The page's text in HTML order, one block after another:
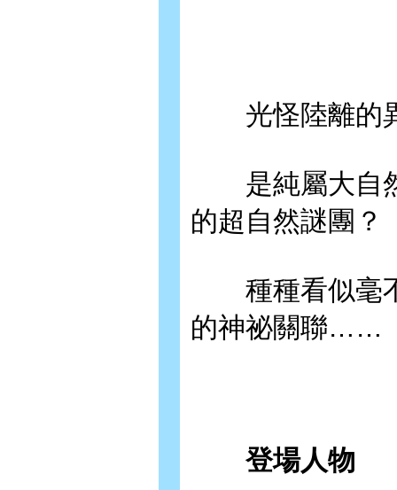
光怪陸離的異
是純屬大自然
的超自然謎團？
種種看似毫不
的神祕關聯……
登場人物